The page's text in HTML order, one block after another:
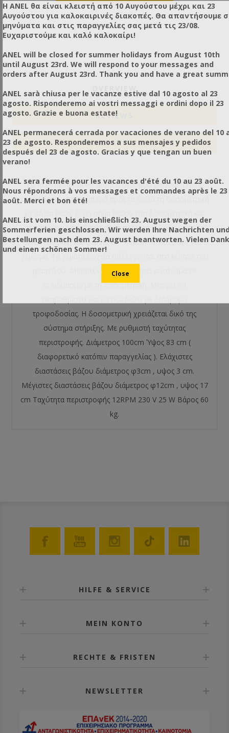
OVERVIEW
REVIEWS
CONTACT US
Το περιστρεφόμενο τραπέζι σταθμού δοσομέτρησης
τροφοδοτεί από αριστερά προς τα δεξιά τη δοσομετρική
στη συνέχεια λαμβάνει σήμα πλήρωσης βάζου από τη
δοσομετρική και φέρνει το επόμενο άδειο βάζο για
τραπεζιού. Μπορεί να λειτουργήσει αυτόνομα σε
συνδυασμό με τη δοσομετρική. Μπορεί να
τροφοδοσίας. Η δοσομετρική χρειάζεται δικό της
σύστημα στήριξης. Με ρυθμιστή ταχύτητας
περιστροφής. Διάμετρος 100cm Ύψος 83 cm (
διαφορετικό κατόπιν παραγγελίας ). Ελάχιστες
διαστάσεις βάζου διάμετρος φ3cm , υψος 3 cm.
Μέγιστες διαστάσεις βάζου διάμετρος φ12cm , υψος 17
cm Ταχύτητα περιστροφής 12RPM 230 V 25 W Βάρος 60
kg.
HILFE & SERVICE
MEIN KONTO
RECHTE & FRISTEN
NEWSLETTER
Η ANEL θα είναι κλειστή από 10 Αυγούστου μέχρι και 23
Αυγούστου για καλοκαιρινές διακοπές. Θα απαντήσουμε
μηνύματα και στις παραγγελίες σας μετά τις 23/08.
Ευχαριστούμε και καλό καλοκαίρι!
ANEL will be closed for summer holidays from August 10th
until August 23rd. We will respond to your messages and
orders after August 23rd. Thank you and have a great
ANEL sarà chiusa per le vacanze estive dal 10 agosto al 23
agosto. Risponderemo ai vostri messaggi e ordini dopo il 23
agosto. Grazie e buona estate!
ANEL permanecerá cerrada por vacaciones de verano del 10
23 de agosto. Responderemos a sus mensajes y pedidos
después del 23 de agosto. Gracias y que tengan un buen
verano!
ANEL sera fermée pour les vacances d'été du 10 au 23 août.
Nous répondrons à vos messages et commandes après le 23
août. Merci et bon été!
ANEL ist vom 10. bis einschließlich 23. August wegen der
Sommerferien geschlossen. Wir werden Ihre Nachrichten
Bestellungen nach dem 23. August beantworten. Vielen Dank
und einen schönen Sommer!